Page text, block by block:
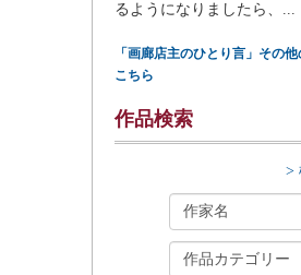
るようになりましたら、...
「画廊店主のひとり言」その
こちら
作品検索
>